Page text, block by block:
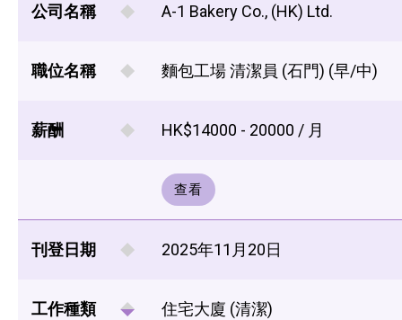
公司名稱 A-1 Bakery Co., (HK) Ltd.
職位名稱 麵包工場 清潔員 (石門) (早/中)
薪酬 HK$14000 - 20000 / 月
查看
刊登日期 2025年11月20日
工作種類 住宅大廈 (清潔)